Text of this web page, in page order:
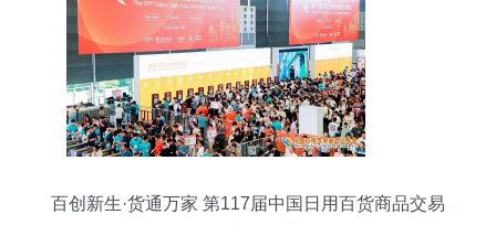
百创新生·货通万家 第117届中国日用百货商品交易